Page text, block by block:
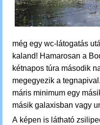
még egy wc-látogatás
kaland! Hamarosan a
kétnapos túra második
megegyezik a
máris minimum egy
másik galaxisban vagy
A képen is látható